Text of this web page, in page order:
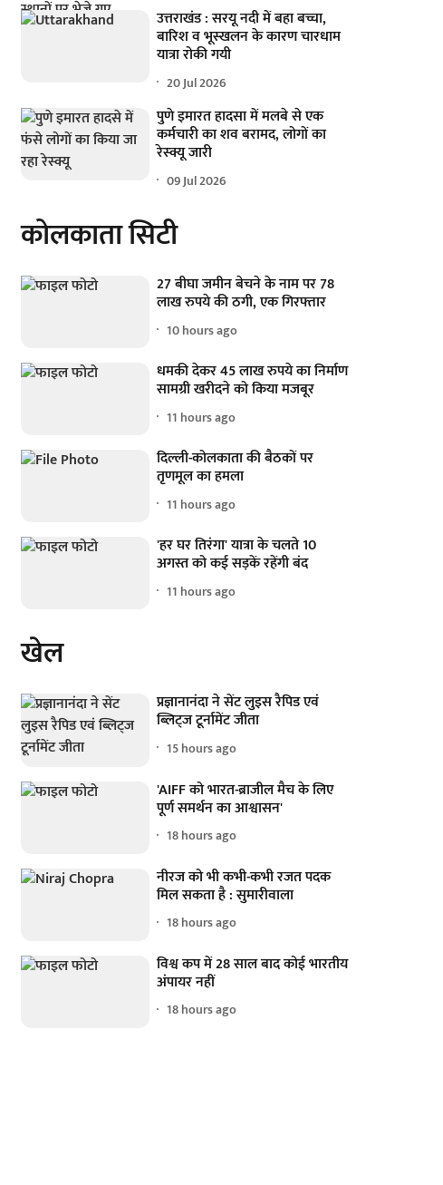
उत्तराखंड : सरयू नदी में बहा बच्चा,
बारिश व भूस्खलन के कारण चारधाम
यात्रा रोकी गयी
20 Jul 2026
पुणे इमारत हादसा में मलबे से एक
कर्मचारी का शव बरामद, लोगों का
रेस्क्यू जारी
09 Jul 2026
कोलकाता सिटी
27 बीघा जमीन बेचने के नाम पर 78
लाख रुपये की ठगी, एक गिरफ्तार
10 hours ago
धमकी देकर 45 लाख रुपये का निर्माण
सामग्री खरीदने को किया मजबूर
11 hours ago
दिल्ली-कोलकाता की बैठकों पर
तृणमूल का हमला
11 hours ago
'हर घर तिरंगा' यात्रा के चलते 10
अगस्त को कई सड़कें रहेंगी बंद
11 hours ago
खेल
प्रज्ञानानंदा ने सेंट लुइस रैपिड एवं
ब्लिट्ज टूर्नामेंट जीता
15 hours ago
'AIFF को भारत-ब्राजील मैच के लिए
पूर्ण समर्थन का आश्वासन'
18 hours ago
नीरज को भी कभी-कभी रजत पदक
मिल सकता है : सुमारीवाला
18 hours ago
विश्व कप में 28 साल बाद कोई भारतीय
अंपायर नहीं
18 hours ago